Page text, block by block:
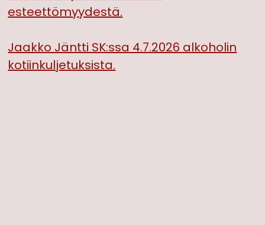
esteettömyydestä.
Jaakko Jäntti SK:ssa 4.7.2026 alkoholin
kotiinkuljetuksista.